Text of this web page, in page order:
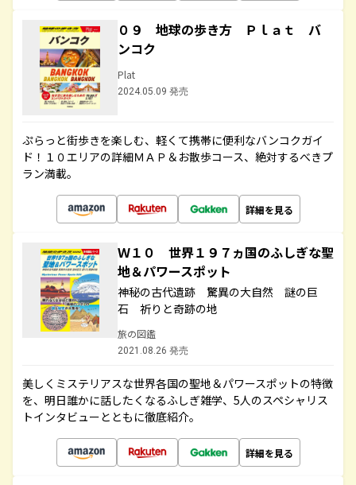
０９ 地球の歩き方 Ｐｌａｔ バ
ンコク
Plat
2024.05.09 発売
ぷらっと街歩きを楽しむ、軽くて携帯に便利なバンコクガイ
ド！１０エリアの詳細ＭＡＰ＆お散歩コース、絶対するべきプ
ラン満載。
詳細を見る
Ｗ１０ 世界１９７ヵ国のふしぎな聖
地＆パワースポット
神秘の古代遺跡 驚異の大自然 謎の巨
石 祈りと奇跡の地
旅の図鑑
2021.08.26 発売
美しくミステリアスな世界各国の聖地＆パワースポットの特徴
を、明日誰かに話したくなるふしぎ雑学、5人のスペシャリス
トインタビューとともに徹底紹介。
詳細を見る